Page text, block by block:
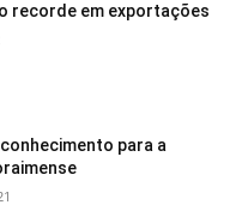
recorde em exportações
para a